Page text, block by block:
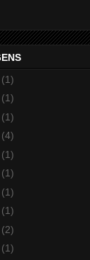
(1)
(1)
(1)
(4)
(1)
(1)
(1)
(1)
(2)
(1)